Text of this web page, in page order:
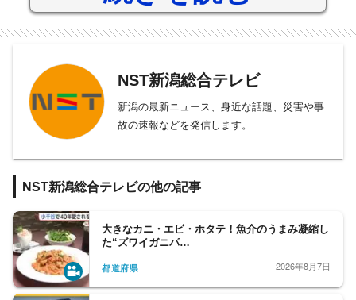
NST新潟総合テレビ
新潟の最新ニュース、身近な話題、災害や事
故の速報などを発信します。
NST新潟総合テレビの他の記事
大きなカニ・エビ・ホタテ！魚介のうまみ凝縮し
た“ズワイガニパ…
都道府県 2026年8月7日